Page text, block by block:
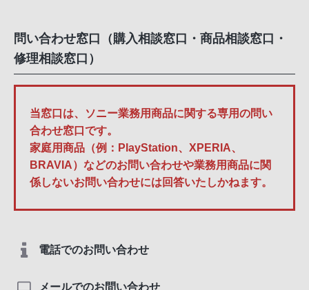
問い合わせ窓口（購入相談窓口・商品相談窓口・
修理相談窓口）
当窓口は、ソニー業務用商品に関する専用の問い
合わせ窓口です。
家庭用商品（例：PlayStation、XPERIA、
BRAVIA）などのお問い合わせや業務用商品に関
係しないお問い合わせには回答いたしかねます。
電話でのお問い合わせ
メールでのお問い合わせ